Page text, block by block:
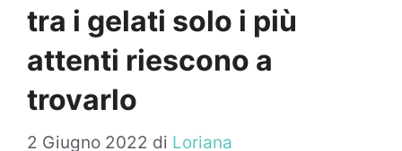
tra i gelati solo i più
attenti riescono a
trovarlo
2 Giugno 2022 di Loriana